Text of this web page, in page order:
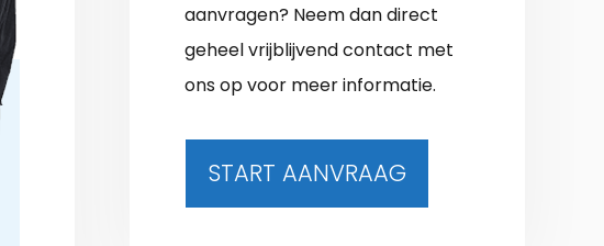
aanvragen? Neem dan direct
geheel vrijblijvend contact met
ons op voor meer informatie.
START AANVRAAG